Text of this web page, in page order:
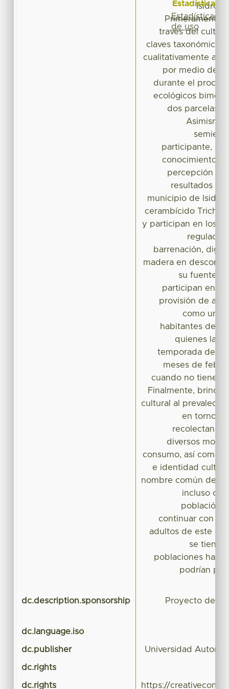
Isidro
Primeramente,
través del
claves
cualitativamente
por medio del
durante el
ecológicos
dos parcelas
participante,
conocimiento
percepción en
resultados
municipio de Isidro
cerambícido
y participan en los
barrenación,
madera en
su fuente
participan en el
provisión de
como un
habitantes de
quienes las
temporada de
meses de
cuando no tienen
Finalmente,
cultural al prevalecer
en torno a
recolectan,
diversos
consumo, así como
e identidad
nombre común
incluso
población
continuar con el
adultos de este
se tiene
poblaciones han
podrían
dc.description.sponsorship Proyecto del
dc.language.iso
dc.publisher Universidad
dc.rights
dc.rights https://
Estadísticas
Estadísticas
de uso